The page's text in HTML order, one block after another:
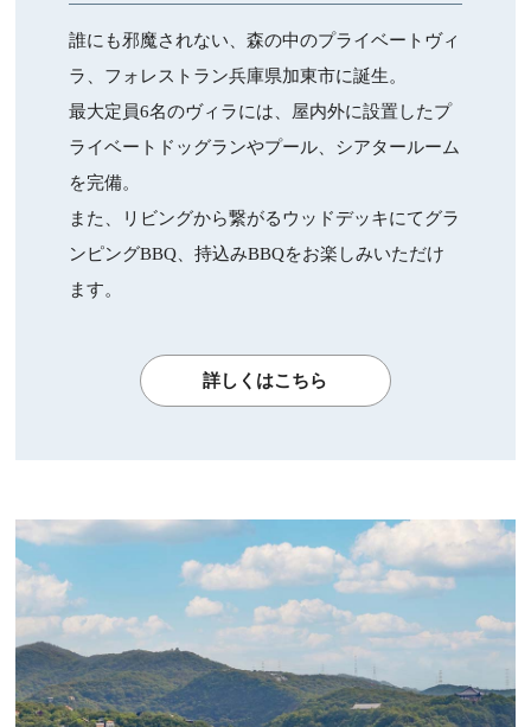
誰にも邪魔されない、森の中のプライベートヴィ
ラ、フォレストラン兵庫県加東市に誕生。
最大定員6名のヴィラには、屋内外に設置したプ
ライベートドッグランやプール、シアタールーム
を完備。
また、リビングから繋がるウッドデッキにてグラ
ンピングBBQ、持込みBBQをお楽しみいただけ
ます。
詳しくはこちら